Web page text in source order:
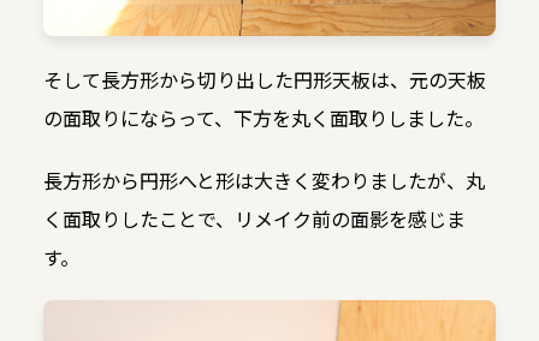
そして長方形から切り出した円形天板は、元の天板
の面取りにならって、下方を丸く面取りしました。
長方形から円形へと形は大きく変わりましたが、丸
く面取りしたことで、リメイク前の面影を感じま
す。